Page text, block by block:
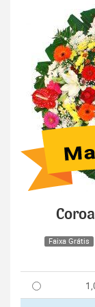
Faixa Grátis